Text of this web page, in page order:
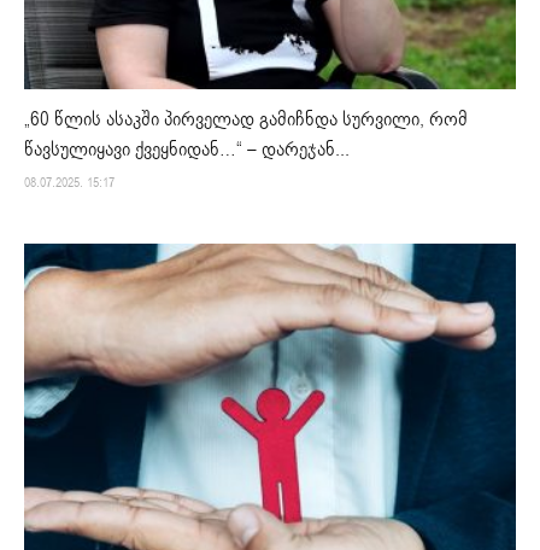
„60 წლის ასაკში პირველად გამიჩნდა სურვილი, რომ
წავსულიყავი ქვეყნიდან…“ – დარეჯან...
08.07.2025. 15:17